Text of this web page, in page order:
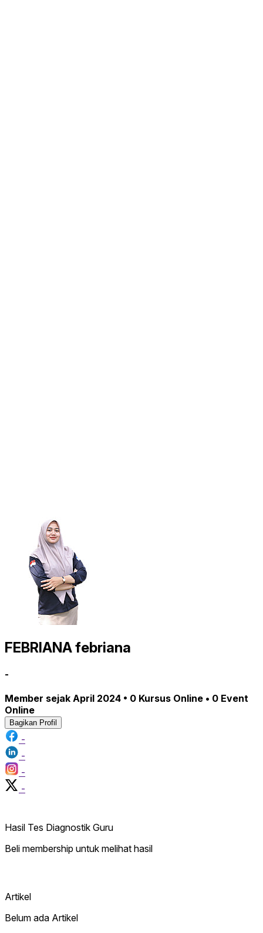
FEBRIANA febriana
-
Member sejak April 2024 • 0 Kursus Online • 0 Event
Online
Bagikan Profil
-
-
-
-
Hasil Tes Diagnostik Guru
Beli membership untuk melihat hasil
Artikel
Belum ada Artikel